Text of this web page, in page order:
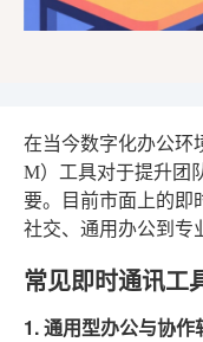
在当今数字化办公环
M）工具对于提升团
要。目前市面上的即
社交、通用办公到专
常见即时通讯工
1. 通用型办公与协作